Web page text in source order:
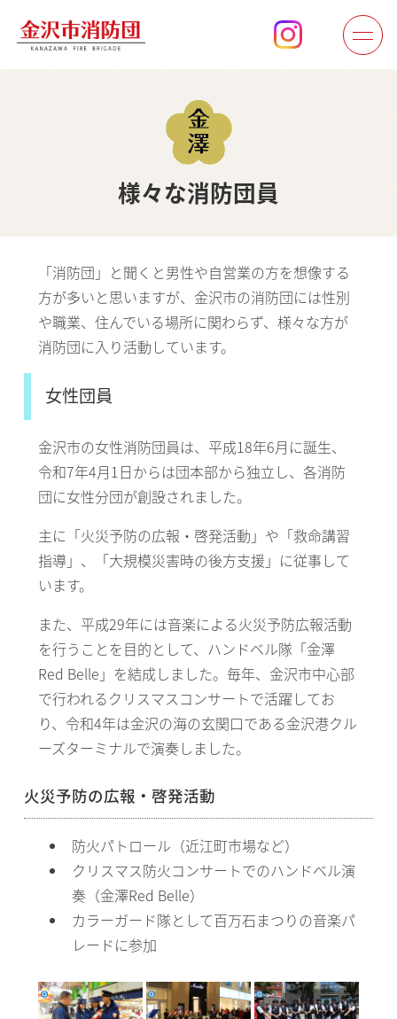
様々な消防団員
「消防団」と聞くと男性や自営業の方を想像する
方が多いと思いますが、金沢市の消防団には性別
や職業、住んでいる場所に関わらず、様々な方が
消防団に入り活動しています。
女性団員
金沢市の女性消防団員は、平成18年6月に誕生、
令和7年4月1日からは団本部から独立し、各消防
団に女性分団が創設されました。
主に「火災予防の広報・啓発活動」や「救命講習
指導」、「大規模災害時の後方支援」に従事して
います。
また、平成29年には音楽による火災予防広報活動
を行うことを目的として、ハンドベル隊「金澤
Red Belle」を結成しました。毎年、金沢市中心部
で行われるクリスマスコンサートで活躍してお
り、令和4年は金沢の海の玄関口である金沢港クル
ーズターミナルで演奏しました。
火災予防の広報・啓発活動
防火パトロール（近江町市場など）
クリスマス防火コンサートでのハンドベル演
奏（金澤Red Belle）
カラーガード隊として百万石まつりの音楽パ
レードに参加